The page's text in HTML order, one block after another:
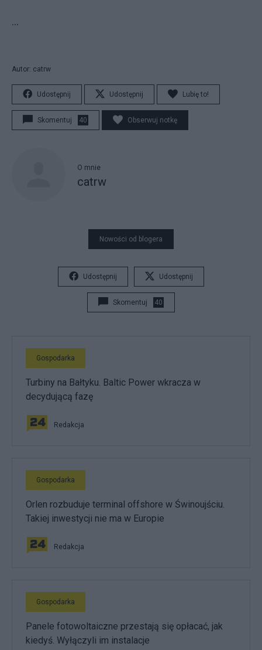
...
Autor: catrw
Udostępnij Udostępnij Lubię to!
Skomentuj 40 Obserwuj notkę
O mnie
catrw
Nowości od blogera
Udostępnij Udostępnij
Skomentuj 40
Gospodarka
Turbiny na Bałtyku. Baltic Power wkracza w
decydującą fazę
Redakcja
Gospodarka
Orlen rozbuduje terminal offshore w Świnoujściu.
Takiej inwestycji nie ma w Europie
Redakcja
Gospodarka
Panele fotowoltaiczne przestają się opłacać, jak
kiedyś. Wyłączyli im instalacje